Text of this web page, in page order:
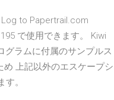
Log to Papertrail.com
で使用できます。 Kiwi
グラムに付属のサンプルス
め 上記以外のエスケープシ
。